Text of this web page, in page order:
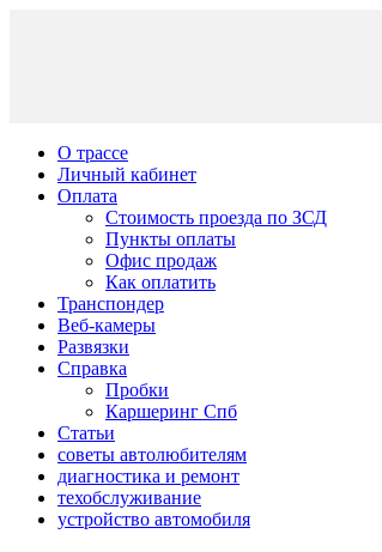
О трассе
Личный кабинет
Оплата
Стоимость проезда по ЗСД
Пункты оплаты
Офис продаж
Как оплатить
Транспондер
Веб-камеры
Развязки
Справка
Пробки
Каршеринг Спб
Статьи
советы автолюбителям
диагностика и ремонт
техобслуживание
устройство автомобиля